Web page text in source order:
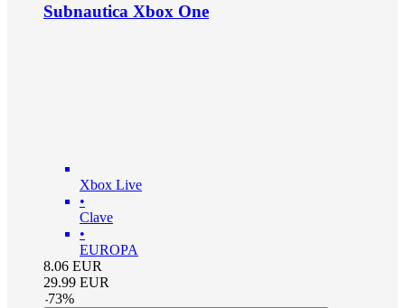
Subnautica Xbox One
Xbox Live
•
Clave
•
EUROPA
8.06 EUR
29.99 EUR
-73%